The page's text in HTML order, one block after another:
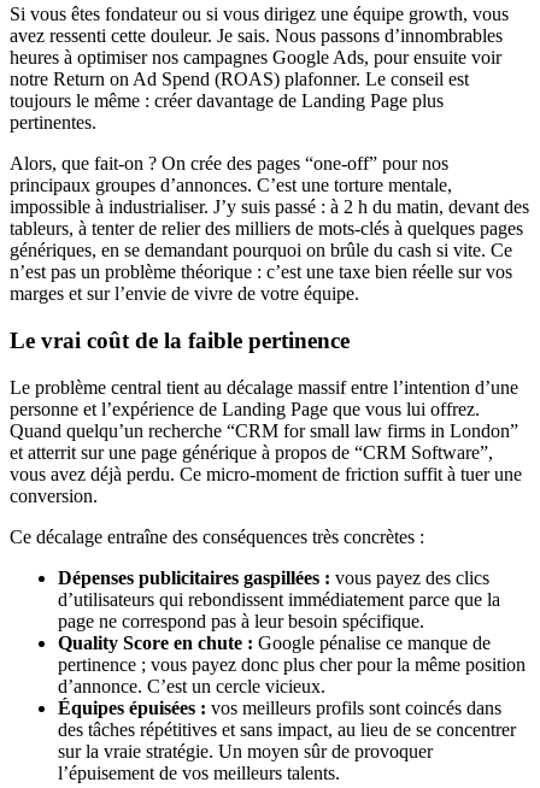
Si vous êtes fondateur ou si vous dirigez une équipe growth, vous
avez ressenti cette douleur. Je sais. Nous passons d’innombrables
heures à optimiser nos campagnes Google Ads, pour ensuite voir
notre Return on Ad Spend (ROAS) plafonner. Le conseil est
toujours le même : créer davantage de Landing Page plus
pertinentes.
Alors, que fait-on ? On crée des pages “one-off” pour nos
principaux groupes d’annonces. C’est une torture mentale,
impossible à industrialiser. J’y suis passé : à 2 h du matin, devant des
tableurs, à tenter de relier des milliers de mots-clés à quelques pages
génériques, en se demandant pourquoi on brûle du cash si vite. Ce
n’est pas un problème théorique : c’est une taxe bien réelle sur vos
marges et sur l’envie de vivre de votre équipe.
Le vrai coût de la faible pertinence
Le problème central tient au décalage massif entre l’intention d’une
personne et l’expérience de Landing Page que vous lui offrez.
Quand quelqu’un recherche “CRM for small law firms in London”
et atterrit sur une page générique à propos de “CRM Software”,
vous avez déjà perdu. Ce micro-moment de friction suffit à tuer une
conversion.
Ce décalage entraîne des conséquences très concrètes :
Dépenses publicitaires gaspillées : vous payez des clics
d’utilisateurs qui rebondissent immédiatement parce que la
page ne correspond pas à leur besoin spécifique.
Quality Score en chute : Google pénalise ce manque de
pertinence ; vous payez donc plus cher pour la même position
d’annonce. C’est un cercle vicieux.
Équipes épuisées : vos meilleurs profils sont coincés dans
des tâches répétitives et sans impact, au lieu de se concentrer
sur la vraie stratégie. Un moyen sûr de provoquer
l’épuisement de vos meilleurs talents.